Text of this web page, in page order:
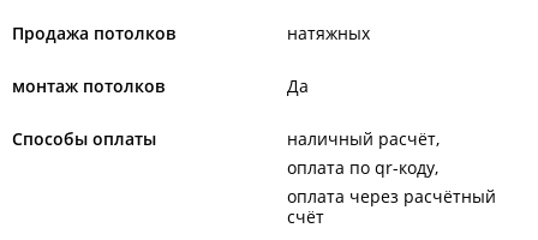
Продажа потолков натяжных
монтаж потолков Да
Способы оплаты
наличный расчёт
оплата по qr-коду
оплата через расчётный
счёт